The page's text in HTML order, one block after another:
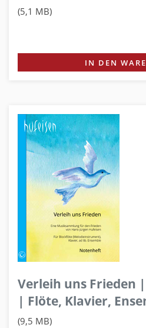
(5,1 MB)
IN DEN
Verleih uns Frieden
| Flöte, Klavier,
(9,5 MB)